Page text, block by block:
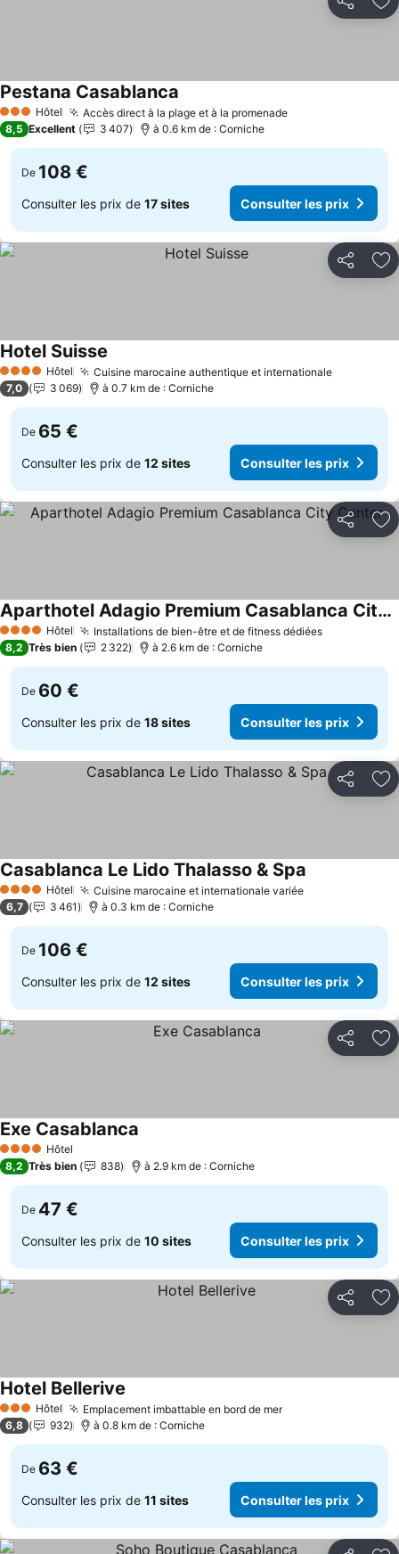
Partager
3 ÉtoilesHôtel Accès direct à la plage et à la promenade
Pestana Casablanca
8,5 Excellent 3 407 à 0.6 km de : Corniche
De 108 €
Consulter les prix de 17 sites Consulter les prix
Partager
4 Étoiles Hôtel Cuisine marocaine authentique et internationale
Hotel Suisse
7,0 3 069 à 0.7 km de : Corniche
De 65 €
Consulter les prix de 12 sites Consulter les prix
Partager
4 Étoiles Hôtel Installations de bien-être et de fitness dédiées
Aparthotel Adagio Premium Casablanca City Center
8,2 Très bien 2 322 à 2.6 km de : Corniche
De 60 €
Consulter les prix de 18 sites Consulter les prix
Partager
4 Étoiles Hôtel Cuisine marocaine et internationale variée
Casablanca Le Lido Thalasso & Spa
6,7 3 461 à 0.3 km de : Corniche
De 106 €
Consulter les prix de 12 sites Consulter les prix
Partager
4 Étoiles Hôtel
Exe Casablanca
8,2 Très bien 838 à 2.9 km de : Corniche
De 47 €
Consulter les prix de 10 sites Consulter les prix
Partager
3 ÉtoilesHôtel Emplacement imbattable en bord de mer
Hotel Bellerive
6,8 932 à 0.8 km de : Corniche
De 63 €
Consulter les prix de 11 sites Consulter les prix